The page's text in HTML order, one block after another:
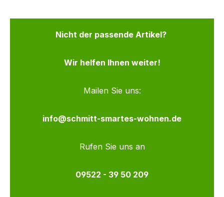
Nicht der passende Artikel?
Wir helfen Ihnen weiter!
Mailen Sie uns:
info@schmitt-smartes-wohnen.de
Rufen Sie uns an
09522 - 39 50 209